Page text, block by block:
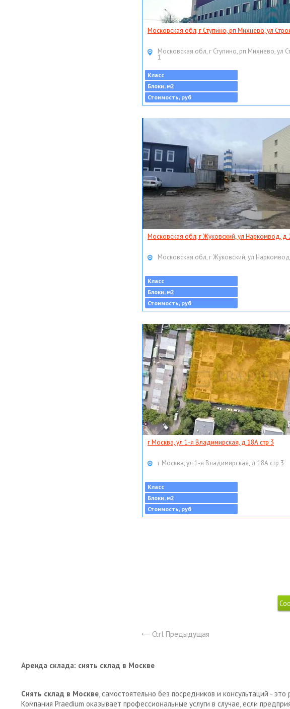
Московская обл, г Ступино, рп Михнево, ул
Московская обл, г Ступино, рп Михнево, ул
1
Класс
Блоки, м2
Стоимость, руб
Московская обл, г Жуковский, ул Наркомвод, д
Московская обл, г Жуковский, ул
Класс
Блоки, м2
Стоимость, руб
г Москва, ул 1-я Владимирская, д 18А стр 3
г Москва, ул 1-я Владимирская, д 18А стр 3
Класс
Блоки, м2
Стоимость, руб
Ctrl Предыдущая
Аренда склада: снять склад в Москве
Снять склад в Москве, самостоятельно без посредников и консультаций -
Компания Praedium оказывает профессиональные услуги в случае, если